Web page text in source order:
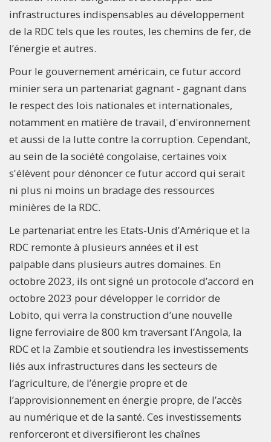
infrastructures indispensables au développement
de la RDC tels que les routes, les chemins de fer, de
l’énergie et autres.
Pour le gouvernement américain, ce futur accord
minier sera un partenariat gagnant - gagnant dans
le respect des lois nationales et internationales,
notamment en matière de travail, d'environnement
et aussi de la lutte contre la corruption. Cependant,
au sein de la société congolaise, certaines voix
s'élèvent pour dénoncer ce futur accord qui serait
ni plus ni moins un bradage des ressources
minières de la RDC.
Le partenariat entre les Etats-Unis d’Amérique et la
RDC remonte à plusieurs années et il est
palpable dans plusieurs autres domaines. En
octobre 2023, ils ont signé un protocole d’accord en
octobre 2023 pour développer le corridor de
Lobito, qui verra la construction d’une nouvelle
ligne ferroviaire de 800 km traversant l’Angola, la
RDC et la Zambie et soutiendra les investissements
liés aux infrastructures dans les secteurs de
l’agriculture, de l’énergie propre et de
l’approvisionnement en énergie propre, de l’accès
au numérique et de la santé. Ces investissements
renforceront et diversifieront les chaînes